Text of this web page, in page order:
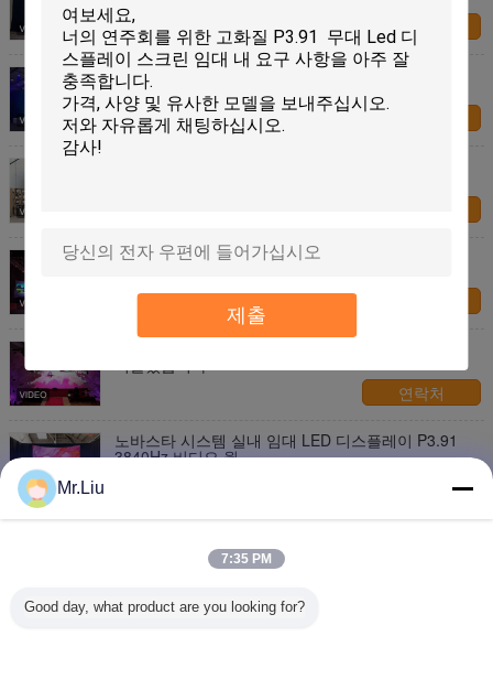
제출
연락처
회견 P2.6 P2.97 P3.91 P4.81을 위한 실내 모바일
LED 디스플레이 임대
임대를 위한 큰 실내 움직일 수 있는 주도하는 화면
이끌었습니다
연락처
노바스타 시스템 실내 임대 LED 디스플레이 P3.91
3840Hz 비디오 월
실내 임대 주도하는 스크린
Mr.Liu
7:35 PM
Good day, what product are you looking for?